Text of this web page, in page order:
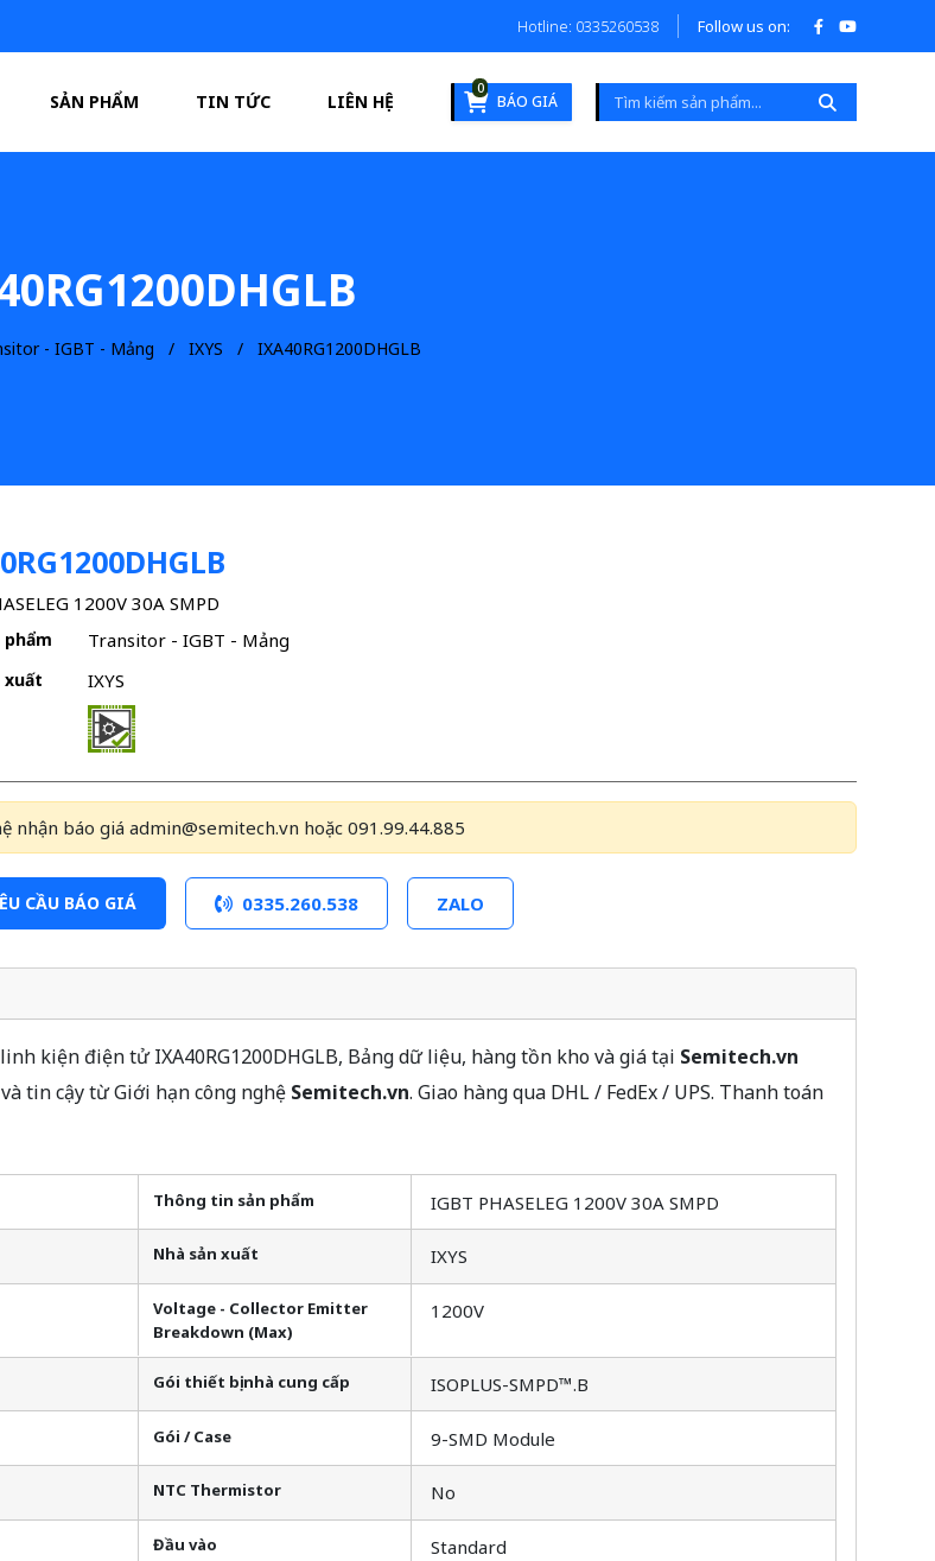
Hotline: 0335260538 Follow us on:
SẢN PHẨM TIN TỨC LIÊN HỆ
0
BÁO GIÁ
- IGBT - Mảng IXYS IXA40RG1200DHGLB
1200V 30A SMPD
phẩm Transitor - IGBT - Mảng
xuất IXYS
nhận báo giá admin@semitech.vn hoặc 091.99.44.885
CẦU BÁO GIÁ 0335.260.538 ZALO
kiện điện tử IXA40RG1200DHGLB, Bảng dữ liệu, hàng tồn kho và giá tại Semitech.vn
tin cậy từ Giới hạn công nghệ Semitech.vn. Giao hàng qua DHL / FedEx / UPS. Thanh toán
Thông tin sản phẩm IGBT PHASELEG 1200V 30A SMPD
Nhà sản xuất IXYS
Voltage - Collector Emitter
Breakdown (Max)
1200V
Gói thiết bị nhà cung cấp ISOPLUS-SMPD™.B
Gói / Case 9-SMD Module
NTC Thermistor No
Đầu vào Standard